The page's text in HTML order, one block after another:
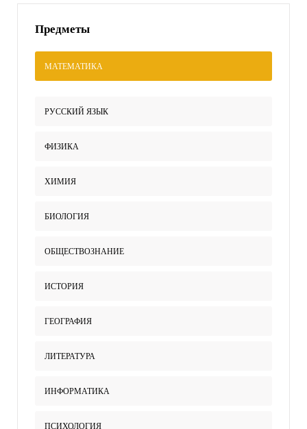
Предметы
МАТЕМАТИКА
РУССКИЙ ЯЗЫК
ФИЗИКА
ХИМИЯ
БИОЛОГИЯ
ОБЩЕСТВОЗНАНИЕ
ИСТОРИЯ
ГЕОГРАФИЯ
ЛИТЕРАТУРА
ИНФОРМАТИКА
ПСИХОЛОГИЯ